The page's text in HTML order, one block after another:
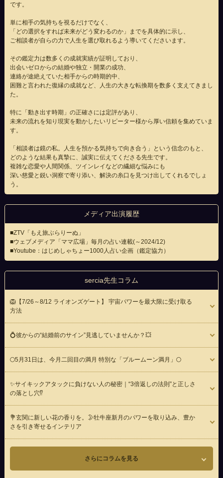
です。
単に相手の気持ちを視るだけでなく、
「どの選択をすれば未来がどう変わるのか」までを具体的に示し、
ご相談者が自らの力で人生を選び取れるよう導いてくださいます。
その鑑定力は数多くの成就実績が証明しており、
出会いゼロからの結婚や独立・開業の成功、
連絡が途絶えていた相手からの時期的中、
困難と言われた復縁の成就など、人生の大きな転換期を数多く支えてきまし
た。
特に「動き出す時期」の正確さには定評があり、
未来の流れを知り現実を動かしたいリピーター様から厚い信頼を集めていま
す。
「相談者は鏡の私。人生を預かる気持ちで向き合う」という信念のもと、
どのような結果も真摯に、誠実に伝えてくださる先生です。
複雑な恋愛や人間関係、ツインレイなどの繊細な悩みにも
深い慈愛と鋭い洞察で寄り添い、解決の糸口を見つけ出してくれるでしょ
う。
メディア出演履歴
■ZTV「もえ旅ぶらりーぬ」
■ウェブメディア「ママ広場」毎月の占い連載(～2024/12)
■Youtube：はじめしゃちょー1000人占い企画（鑑定協力）
sercia先生コラム
🦁【7/26～8/12 ライオンズゲート】 宇宙パワーを最大限に受け取る
方法
💍彼からの“結婚前のサイン”見逃していませんか？💥
🌕5月31日は、今月二回目の満月 特別な「ブルームーン満月」🌕
✨サイキックアタックに負けない人の秘密｜“3倍返しの法則”と正しさ
の落とし穴⁉️
💐玄関に新しい花の香りを。🌛牡牛座新月のパワーを取り込み、豊か
さを引き寄せるインテリア
さらにコラムを見る